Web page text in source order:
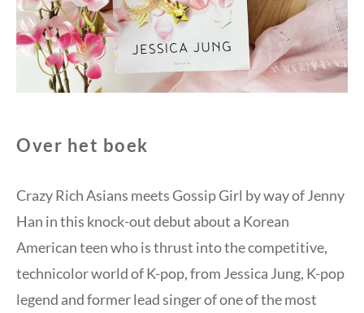
Over het boek
Crazy Rich Asians meets Gossip Girl by way of Jenny
Han in this knock-out debut about a Korean
American teen who is thrust into the competitive,
technicolor world of K-pop, from Jessica Jung, K-pop
legend and former lead singer of one of the most